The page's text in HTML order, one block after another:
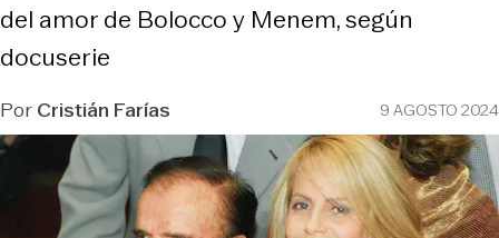
del amor de Bolocco y Menem, según
docuserie
PorCristián Farías 9 AGOSTO 2024